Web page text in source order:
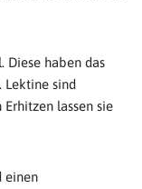
Diese haben das
Lektine sind
Erhitzen lassen sie
einen